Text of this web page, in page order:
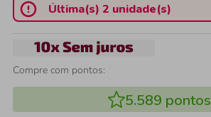
Última(s) 2 unidade(s)
Compre com pontos:
5.589 pontos